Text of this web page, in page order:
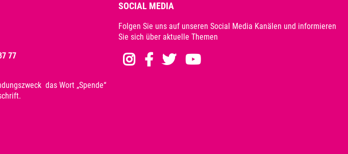
77
das Wort „Spende“
SOCIAL MEDIA
Folgen Sie uns auf unseren Social Media Kanälen und informieren
Sie sich über aktuelle Themen